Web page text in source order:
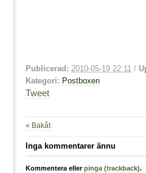
Publicerad: 2010-05-19 22:11 /
Kategori: Postboxen
Tweet
« Bakåt
Inga kommentarer ännu
Kommentera ellerpinga (trackback).